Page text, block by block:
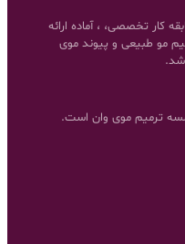
وان با 18 سال سابقه کار تخصصی، ، آماده ارائه
مو طبیعی و پیوند موی
ترمیم موی وان است.